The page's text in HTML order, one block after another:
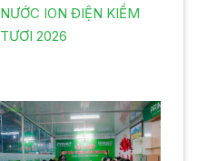
NƯỚC ION ĐIỆN KIỀM
TƯƠI 2026